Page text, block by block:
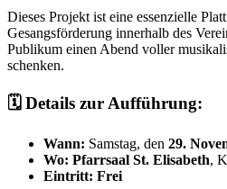
Dieses Projekt ist eine essenzielle
Gesangsförderung innerhalb des
Publikum einen Abend voller
schenken.
🗓️ Details zur Aufführung:
Wann: Samstag, den 29.
Wo: Pfarrsaal St. Elisabeth,
Eintritt: Frei